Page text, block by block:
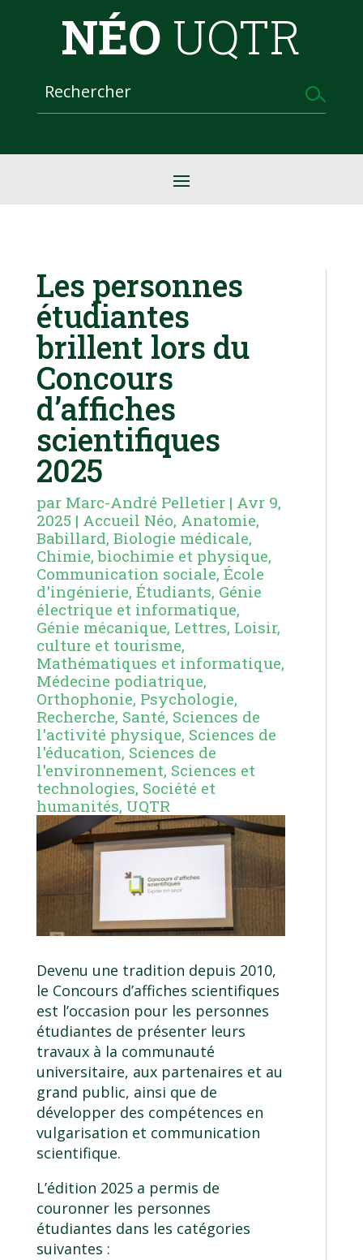
NÉO UQTR
Les personnes
étudiantes
brillent lors du
Concours
d’affiches
scientifiques
2025
par Marc-André Pelletier| Avr 9,
2025 | Accueil Néo, Anatomie,
Babillard, Biologie médicale,
Chimie, biochimie et physique,
Communication sociale, École
d'ingénierie, Étudiants, Génie
électrique et informatique,
Génie mécanique, Lettres, Loisir,
culture et tourisme,
Mathématiques et informatique,
Médecine podiatrique,
Orthophonie, Psychologie,
Recherche, Santé, Sciences de
l'activité physique, Sciences de
l'éducation, Sciences de
l'environnement, Sciences et
technologies, Société et
humanités, UQTR
Devenu une tradition depuis 2010,
le Concours d’affiches scientifiques
est l’occasion pour les personnes
étudiantes de présenter leurs
travaux à la communauté
universitaire, aux partenaires et au
grand public, ainsi que de
développer des compétences en
vulgarisation et communication
scientifique.
L’édition 2025 a permis de
couronner les personnes
étudiantes dans les catégories
suivantes :